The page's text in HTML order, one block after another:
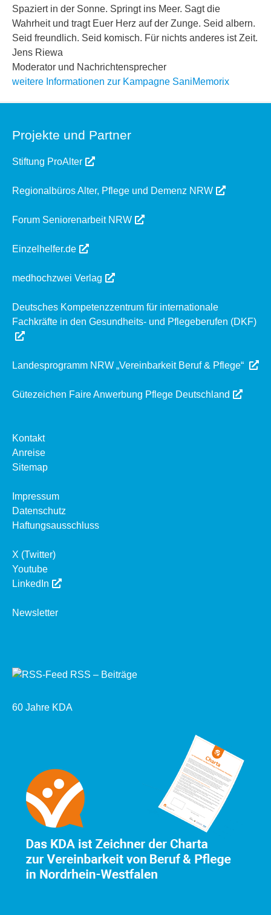
Spaziert in der Sonne. Springt ins Meer. Sagt die
Wahrheit und tragt Euer Herz auf der Zunge. Seid albern.
Seid freundlich. Seid komisch. Für nichts anderes ist Zeit.
Jens Riewa
Moderator und Nachrichtensprecher
weitere Informationen zur Kampagne SaniMemorix
Projekte und Partner
Stiftung ProAlter
Regionalbüros Alter, Pflege und Demenz NRW
Forum Seniorenarbeit NRW
Einzelhelfer.de
medhochzwei Verlag
Deutsches Kompetenzzentrum für internationale
Fachkräfte in den Gesundheits- und Pflegeberufen (DKF)
Landesprogramm NRW „Vereinbarkeit Beruf & Pflege“
Gütezeichen Faire Anwerbung Pflege Deutschland
Kontakt
Anreise
Sitemap
Impressum
Datenschutz
Haftungsausschluss
X (Twitter)
Youtube
LinkedIn
Newsletter
RSS – Beiträge
60 Jahre KDA